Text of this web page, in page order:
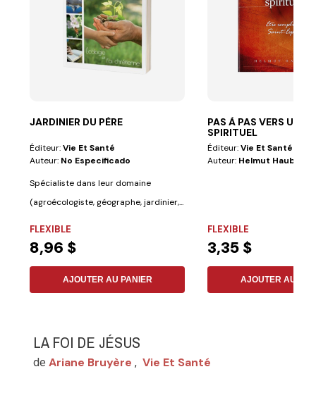
JARDINIER DU PÈRE
Éditeur:Vie Et Santé
Auteur: No Especificado
Spécialiste dans leur domaine
(agroécologiste, géographe, jardinier,...
FLEXIBLE
8,96 $
AJOUTER AU PANIER
PAS À PAS VERS UN
SPIRITUEL
Éditeur:Vie Et Santé
Auteur: Helmut Haubeil
FLEXIBLE
3,35 $
AJOUTER AU
LA FOI DE JÉSUS
de Ariane Bruyère , Vie Et Santé